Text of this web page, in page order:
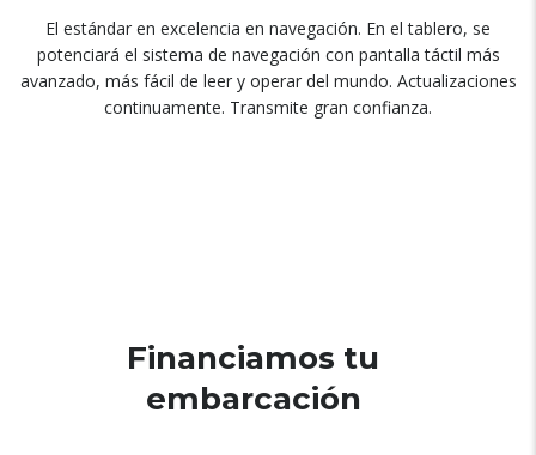
El estándar en excelencia en navegación. En el tablero, se
potenciará el sistema de navegación con pantalla táctil más
avanzado, más fácil de leer y operar del mundo. Actualizaciones
continuamente. Transmite gran confianza.
Financiamos tu
embarcación